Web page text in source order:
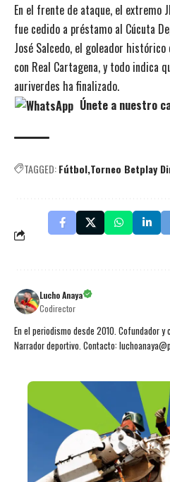
En el frente de ataque, el extremo
fue cedido a préstamo al Cúcuta
José Salcedo, el goleador
con Real Cartagena, y todo indica
auriverdes ha finalizado.
Únete a nuestro
TAGGED:Fútbol Torneo Betplay
Lucho Anaya
Codirector
En el periodismo desde 2010. Cofundador y
Narrador deportivo. Contacto: